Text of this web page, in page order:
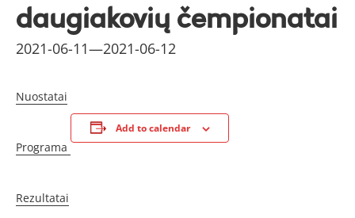
daugiakovių čempionatai
2021-06-11—2021-06-12
Nuostatai
Programa
Rezultatai
Add to calendar